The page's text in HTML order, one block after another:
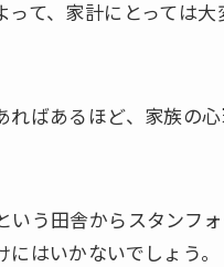
て、家計にとっては大
ばあるほど、家族の
う田舎からスタンフ
はいかないでしょう。